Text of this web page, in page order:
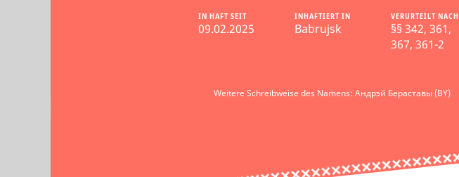
IN HAFT SEIT
09.02.2025
INHAFTIERT IN
Babrujsk
VERURTEILT NACH
§§ 342, 361,
367, 361-2
Weitere Schreibweise des Namens: Андрэй Бераставы (BY)